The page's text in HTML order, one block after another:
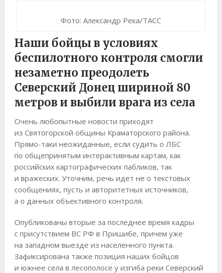
Фото: Александр Река/ТАСС
Наши бойцы в условиях
беспилотного контроля смогли
незаметно преодолеть
Северский Донец шириной 80
метров и выбили врага из села
Очень любопытные новости приходят
из Святогорской общины Краматорского района.
Прямо-таки неожиданные, если судить о ЛБС
по общепринятым интерактивным картам, как
российских картографических пабликов, так
и вражеских. Уточним, речь идет не о текстовых
сообщениях, пусть и авторитетных источников,
а о данных объективного контроля.
Опубликованы вторые за последнее время кадры
с присутствием ВС РФ в Пришибе, причем уже
на западном выезде из населенного пункта.
Зафиксирована также позиция наших бойцов
и южнее села в лесополосе у изгиба реки Северский